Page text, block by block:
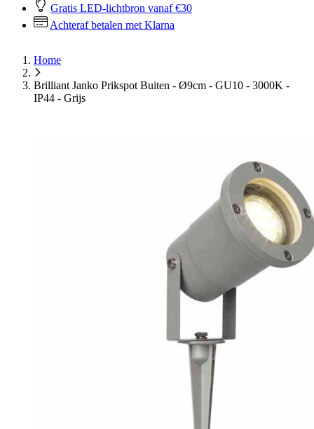
Gratis LED-lichtbron vanaf €30
Achteraf betalen met Klarna
Home
Brilliant Janko Prikspot Buiten - Ø9cm - GU10 - 3000K -
IP44 - Grijs